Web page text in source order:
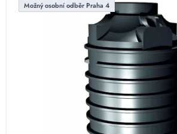
Možný osobní odběr Praha 4